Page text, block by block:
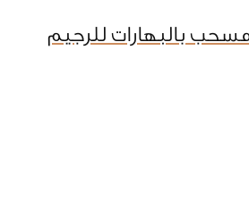
بالبهارات للرجيم